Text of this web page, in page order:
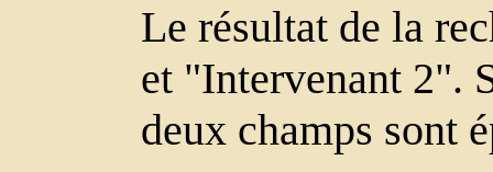
Le résultat de la
et "Intervenant 2".
deux champs sont